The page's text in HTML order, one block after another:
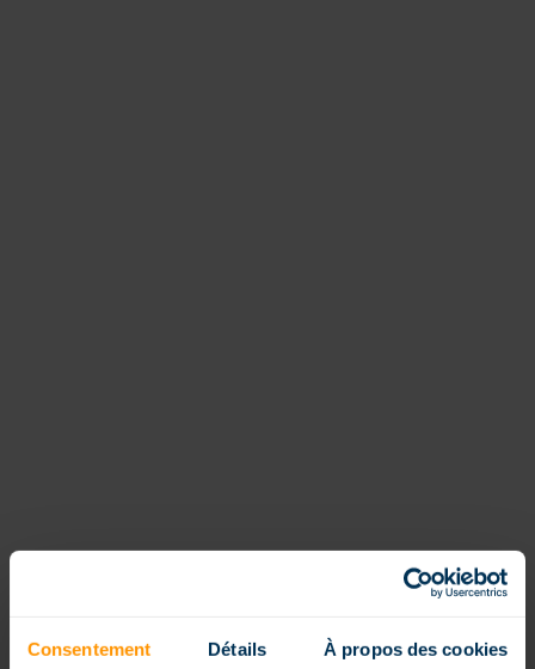
Consentement Détails À propos des cookies